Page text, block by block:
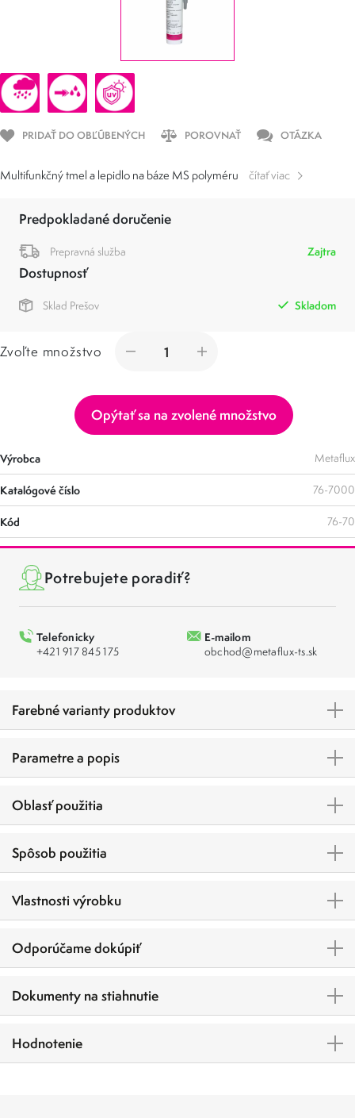
PRIDAŤ DO OBĽÚBENÝCH POROVNAŤ OTÁZKA
Multifunkčný tmel a lepidlo na báze MS polyméru čítať viac
Predpokladané doručenie
Prepravná služba Zajtra
Dostupnosť
Sklad Prešov Skladom
Zvoľte množstvo
Opýtať sa na zvolené množstvo
Výrobca Metaflux
Katalógové číslo 76-7000
Kód 76-70
Potrebujete poradiť?
Telefonicky
+421 917 845 175
E-mailom
obchod@metaflux-ts.sk
Farebné varianty produktov
Parametre a popis
Oblasť použitia
Spôsob použitia
Vlastnosti výrobku
Odporúčame dokúpiť
Dokumenty na stiahnutie
Hodnotenie